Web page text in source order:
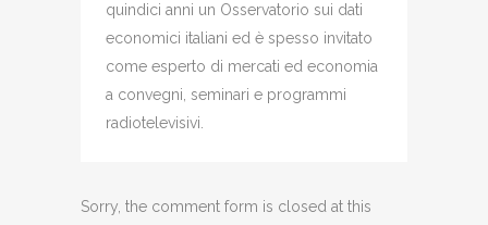
quindici anni un Osservatorio sui dati
economici italiani ed è spesso invitato
come esperto di mercati ed economia
a convegni, seminari e programmi
radiotelevisivi.
Sorry, the comment form is closed at this